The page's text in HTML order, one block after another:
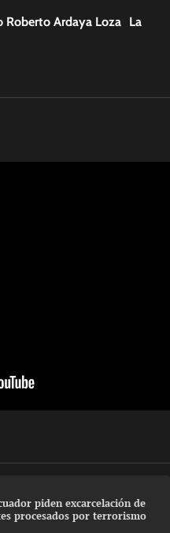
Roberto Ardaya Loza La
piden excarcelación de
procesados por terrorismo